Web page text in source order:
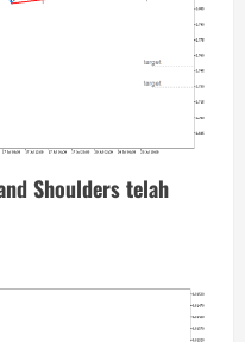
Shoulders telah